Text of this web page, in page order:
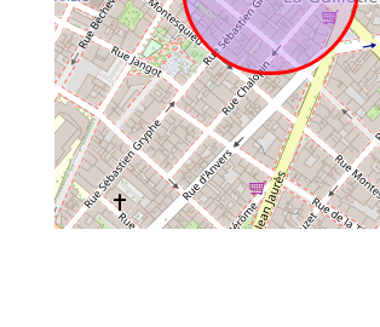
temps, le quartier reste calme et agréable.
travailler ou d’étudier dans de bonnes
Vous souhaitez en savoir plus sur la
appartement meublé situé dans le 7ème
de Lyon ?